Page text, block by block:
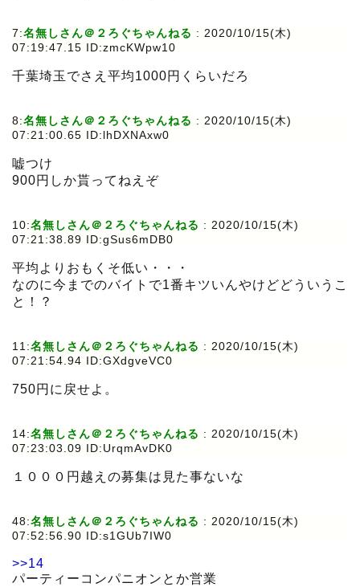
7:名無しさん＠２ろぐちゃんねる : 2020/10/15(木)
07:19:47.15 ID:zmcKWpw10
千葉埼玉でさえ平均1000円くらいだろ
8:名無しさん＠２ろぐちゃんねる : 2020/10/15(木)
07:21:00.65 ID:lhDXNAxw0
嘘つけ
900円しか貰ってねえぞ
10:名無しさん＠２ろぐちゃんねる : 2020/10/15(木)
07:21:38.89 ID:gSus6mDB0
平均よりおもくそ低い・・・
なのに今までのバイトで1番キツいんやけどどういうこ
と！？
11:名無しさん＠２ろぐちゃんねる : 2020/10/15(木)
07:21:54.94 ID:GXdgveVC0
750円に戻せよ。
14:名無しさん＠２ろぐちゃんねる : 2020/10/15(木)
07:23:03.09 ID:UrqmAvDK0
１０００円越えの募集は見た事ないな
48:名無しさん＠２ろぐちゃんねる : 2020/10/15(木)
07:52:56.90 ID:s1GUb7IW0
>>14
パーティーコンパニオンとか営業